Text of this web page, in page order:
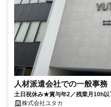
人材派遣会社での一般事務
土日祝休み★賞与年2／残業月10h
株式会社ユタカ